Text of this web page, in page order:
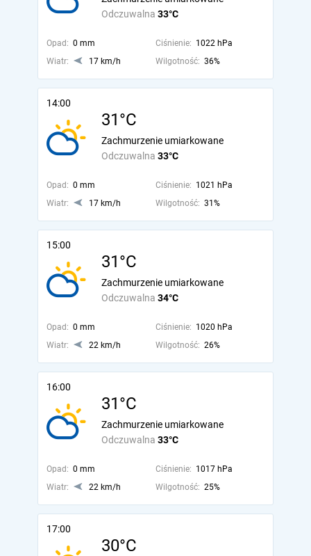
Odczuwalna 33°C
Opad: 0 mm Ciśnienie: 1022 hPa
Wiatr:
17 km/h Wilgotność: 36%
14:00
31°C
Odczuwalna 33°C
Zachmurzenie umiarkowane
Opad: 0 mm Ciśnienie: 1021 hPa
Wiatr:
17 km/h Wilgotność: 31%
15:00
31°C
Odczuwalna 34°C
Zachmurzenie umiarkowane
Opad: 0 mm Ciśnienie: 1020 hPa
Wiatr:
22 km/h Wilgotność: 26%
16:00
31°C
Odczuwalna 33°C
Zachmurzenie umiarkowane
Opad: 0 mm Ciśnienie: 1017 hPa
Wiatr:
22 km/h Wilgotność: 25%
17:00
30°C